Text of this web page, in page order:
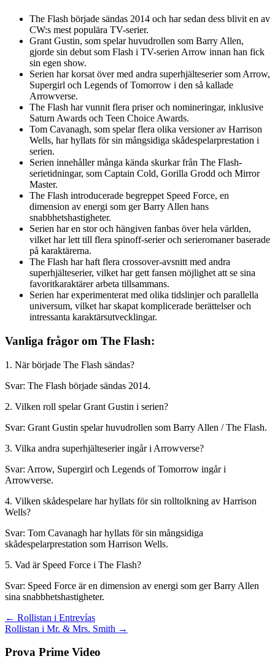
The Flash började sändas 2014 och har sedan dess blivit en av
CW:s mest populära TV-serier.
Grant Gustin, som spelar huvudrollen som Barry Allen,
gjorde sin debut som Flash i TV-serien Arrow innan han fick
sin egen show.
Serien har korsat över med andra superhjälteserier som Arrow,
Supergirl och Legends of Tomorrow i den så kallade
Arrowverse.
The Flash har vunnit flera priser och nomineringar, inklusive
Saturn Awards och Teen Choice Awards.
Tom Cavanagh, som spelar flera olika versioner av Harrison
Wells, har hyllats för sin mångsidiga skådespelarprestation i
serien.
Serien innehåller många kända skurkar från The Flash-
serietidningar, som Captain Cold, Gorilla Grodd och Mirror
Master.
The Flash introducerade begreppet Speed Force, en
dimension av energi som ger Barry Allen hans
snabbhetshastigheter.
Serien har en stor och hängiven fanbas över hela världen,
vilket har lett till flera spinoff-serier och serieromaner baserade
på karaktärerna.
The Flash har haft flera crossover-avsnitt med andra
superhjälteserier, vilket har gett fansen möjlighet att se sina
favoritkaraktärer arbeta tillsammans.
Serien har experimenterat med olika tidslinjer och parallella
universum, vilket har skapat komplicerade berättelser och
intressanta karaktärsutvecklingar.
Vanliga frågor om The Flash:
1. När började The Flash sändas?
Svar: The Flash började sändas 2014.
2. Vilken roll spelar Grant Gustin i serien?
Svar: Grant Gustin spelar huvudrollen som Barry Allen / The Flash.
3. Vilka andra superhjälteserier ingår i Arrowverse?
Svar: Arrow, Supergirl och Legends of Tomorrow ingår i
Arrowverse.
4. Vilken skådespelare har hyllats för sin rolltolkning av Harrison
Wells?
Svar: Tom Cavanagh har hyllats för sin mångsidiga
skådespelarprestation som Harrison Wells.
5. Vad är Speed Force i The Flash?
Svar: Speed Force är en dimension av energi som ger Barry Allen
sina snabbhetshastigheter.
Inläggsnavigering
← Rollistan i Entrevías
Rollistan i Mr. & Mrs. Smith →
Prova Prime Video